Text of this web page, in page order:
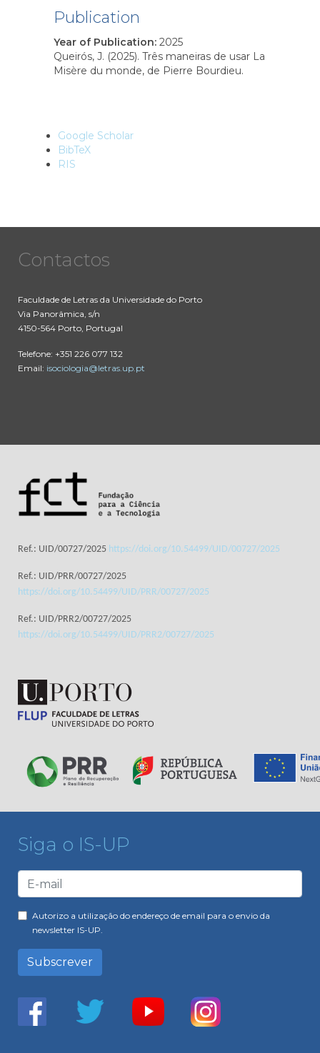
Publication
Year of Publication: 2025
Queirós, J. (2025). Três maneiras de usar La
Misère du monde, de Pierre Bourdieu.
Google Scholar
BibTeX
RIS
Contactos
Faculdade de Letras da Universidade do Porto
Via Panorâmica, s/n
4150-564 Porto, Portugal
Telefone: +351 226 077 132
Email: isociologia@letras.up.pt
Ref.: UID/00727/2025 https://doi.org/10.54499/UID/00727/2025
Ref.: UID/PRR/00727/2025
https://doi.org/10.54499/UID/PRR/00727/2025
Ref.: UID/PRR2/00727/2025
https://doi.org/10.54499/UID/PRR2/00727/2025
Siga o IS-UP
Autorizo a utilização do endereço de email para o envio da
newsletter IS-UP.